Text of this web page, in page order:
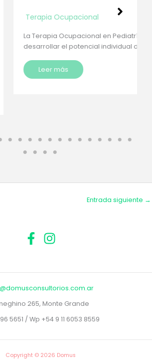
en Pediatría, se encarga de
individual del niño que…